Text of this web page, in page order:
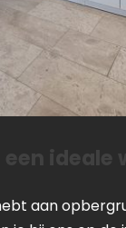
ideale
aan